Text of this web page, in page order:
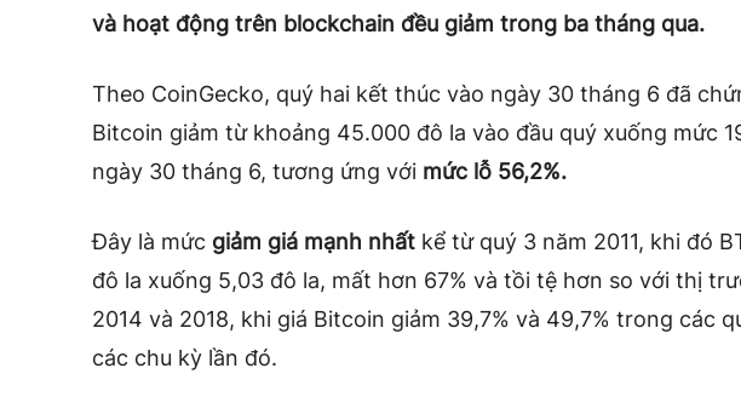
và hoạt động trên blockchain đều giảm trong ba tháng qua.
Theo CoinGecko, quý hai kết thúc vào ngày 30 tháng 6 đã
Bitcoin giảm từ khoảng 45.000 đô la vào đầu quý xuống mức
ngày 30 tháng 6, tương ứng với mức lỗ 56,2%.
Đây là mức giảm giá mạnh nhất kể từ quý 3 năm 2011, khi đó
đô la xuống 5,03 đô la, mất hơn 67% và tồi tệ hơn so với thị
2014 và 2018, khi giá Bitcoin giảm 39,7% và 49,7% trong các
các chu kỳ lần đó.